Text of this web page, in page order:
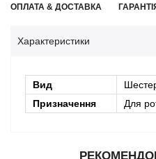
ОПЛАТА & ДОСТАВКА
Характеристики
Вид
Призначення
Для